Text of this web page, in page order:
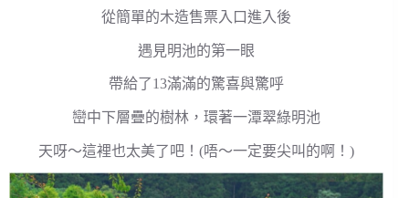
從簡單的木造售票入口進入後
遇見明池的第一眼
帶給了13滿滿的驚喜與驚呼
巒中下層疊的樹林，環著一潭翠綠明池
天呀～這裡也太美了吧！(唔～一定要尖叫的啊！)